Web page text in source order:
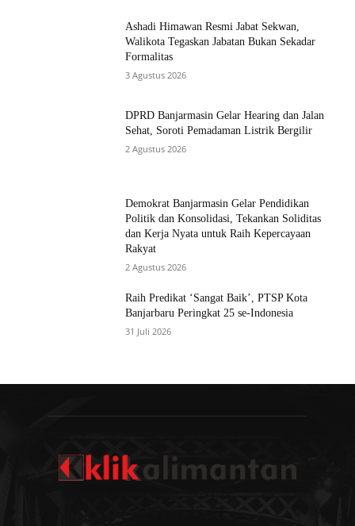
Ashadi Himawan Resmi Jabat Sekwan,
Walikota Tegaskan Jabatan Bukan Sekadar
Formalitas
3 Agustus 2026
DPRD Banjarmasin Gelar Hearing dan Jalan
Sehat, Soroti Pemadaman Listrik Bergilir
2 Agustus 2026
Demokrat Banjarmasin Gelar Pendidikan
Politik dan Konsolidasi, Tekankan Soliditas
dan Kerja Nyata untuk Raih Kepercayaan
Rakyat
2 Agustus 2026
Raih Predikat ‘Sangat Baik’, PTSP Kota
Banjarbaru Peringkat 25 se-Indonesia
31 Juli 2026